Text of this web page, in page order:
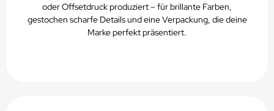
oder Offsetdruck produziert – für brillante Farben,
gestochen scharfe Details und eine Verpackung, die deine
Marke perfekt präsentiert.